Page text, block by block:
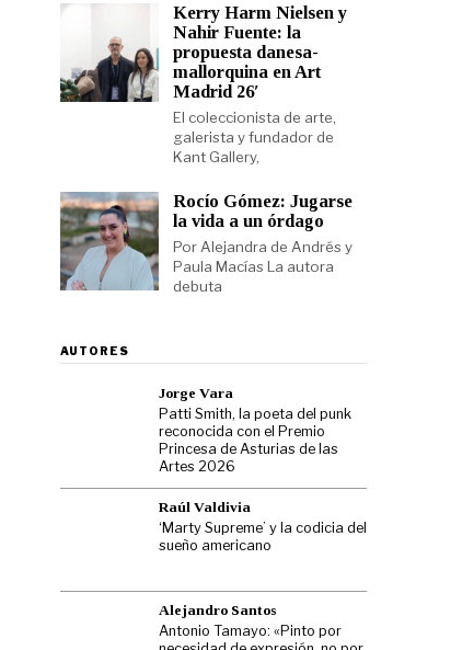
Kerry Harm Nielsen y
Nahir Fuente: la
propuesta danesa-
mallorquina en Art
Madrid 26′
El coleccionista de arte,
galerista y fundador de
Kant Gallery,
Rocío Gómez: Jugarse
la vida a un órdago
Por Alejandra de Andrés y
Paula Macías La autora
debuta
AUTORES
Jorge Vara
Patti Smith, la poeta del punk
reconocida con el Premio
Princesa de Asturias de las
Artes 2026
Raúl Valdivia
‘Marty Supreme’ y la codicia del
sueño americano
Alejandro Santos
Antonio Tamayo: «Pinto por